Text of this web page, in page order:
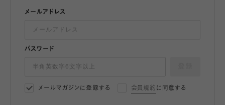
メールアドレス
パスワード
メールマガジンに登録する 会員規約 に同意する